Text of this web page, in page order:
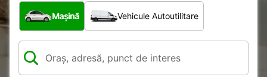
Ce tip de vehicul?
Mașină Vehicule Autoutilitare